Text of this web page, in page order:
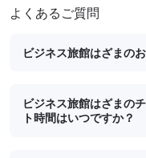
よくあるご質問
ビジネス旅館はざまの
ビジネス旅館はざまの
ト時間はいつですか？